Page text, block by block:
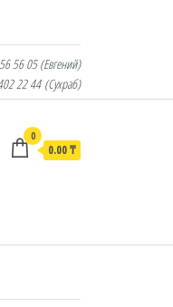
56 05(Евгений)
22 44(Сухраб)
0
0.00 ₸